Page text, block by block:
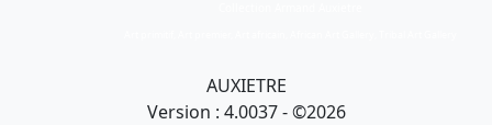
AUXIETRE
Version : 4.0037 - ©2026